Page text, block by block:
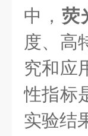
中， 荧
度、高
究和应
性指标
实验结